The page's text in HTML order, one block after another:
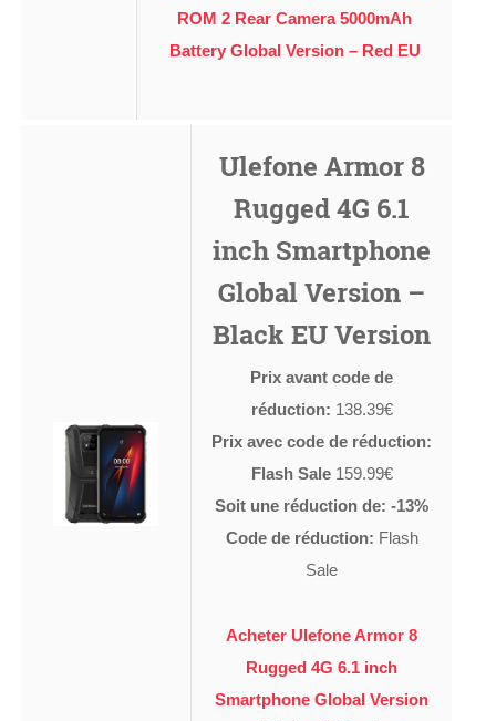
ROM 2 Rear Camera 5000mAh
Battery Global Version – Red EU
Ulefone Armor 8
Rugged 4G 6.1
inch Smartphone
Global Version –
Black EU Version
Prix avant code de
réduction: 138.39€
Prix avec code de réduction:
Flash Sale 159.99€
Soit une réduction de: -13%
Code de réduction: Flash
Sale
Acheter Ulefone Armor 8
Rugged 4G 6.1 inch
Smartphone Global Version